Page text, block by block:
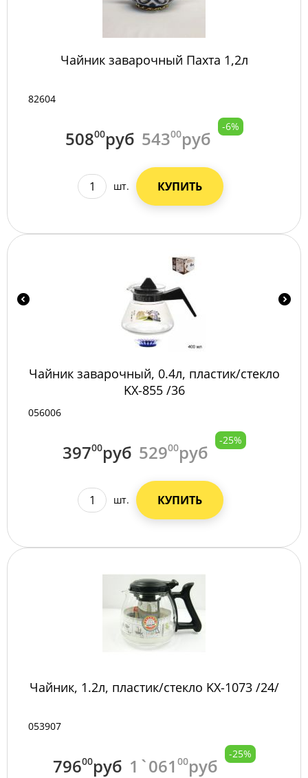
Чайник заварочный Пахта 1,2л
82604
50800руб 54300руб
-6%
шт. КУПИТЬ
Чайник заварочный, 0.4л, пластик/стекло
KX-855 /36
056006
39700руб 52900руб
-25%
шт. КУПИТЬ
Чайник, 1.2л, пластик/стекло KX-1073 /24/
053907
79600руб 1`061 00руб
-25%